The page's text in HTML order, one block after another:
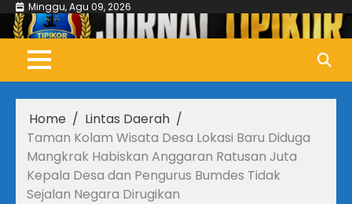
Skip
content
Minggu, Agu 09, 2026
Home
Lintas Daerah
Taman Kolam Wisata Desa Lokasi Baru Diduga
Mangkrak Habiskan Anggaran Ratusan Juta
Kepala Desa dan Pengurus Bumdes Tidak
Sejalan Negara Dirugikan